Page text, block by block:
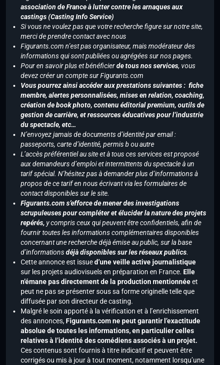
association de France à lutter contre les arnaques aux
castings (Casting Info Service)
Si vous ne voulez pas que votre recherche figure sur notre site,
merci de prendre contact avec nous
Figurants.com n’est pas organisateur, mais modérateur des
informations qui sont publiées ou agrégées sur nos pages.
Pour en savoir plus et bénéficierde tous nos services, vous
devez créer un compte sur Figurants.com
Vous pourrez ainsi accéder aux prestations suivantes : fiche
membre, alertes personnalisées, mises en relation, coaching,
création de book photo, contenu éditorial premium, outils de
gestion de carrière, et ressources éducatives pour l’industrie
du spectacle, etc…
N’envoyez jamais de documents d’identité par email :
passeports, carte d’identité, permis b ou autre
L’accès préférentiel au site et à tous ces services est proposé
aux demandeurs d’emploi et intermittents du spectacle à un
tarif spécial. N’hésitez pas à demander plus d’informations à
propos de ce tarif en nous écrivant via les formulaires de
contact disponibles sur le site.
Figurants.com s’efforce de mener des investigations
scrupuleuses pour compléter et élucider la nature des projets
repérés, y compris ceux qui peuvent être confidentiels, afin de
fournir toutes les informations complémentaires disponibles
concernant une recherche déjà émise au public, sur la base
d’informationsdéjà disponibles sur les réseaux publics.
Cette annonce est issued’une veille active journalistique
sur les projets audiovisuels en préparation en France. Elle
n’émane pas directement de la production mentionnéeet
peut ne pas se présenter sous sa forme originelle telle que
diffusée par son directeur de casting.
Malgré le soin apporté à la vérification et à l’enrichissement
des annonces,Figurants.com ne peut garantir l’exactitude
absolue de toutes les informations, en particulier celles
relatives à l’identité des comédiens associés à un projet.
Ces contenus sont fournis à titre indicatif et peuvent être
corrigés ou mis à jour à tout moment, notamment lorsqu’une